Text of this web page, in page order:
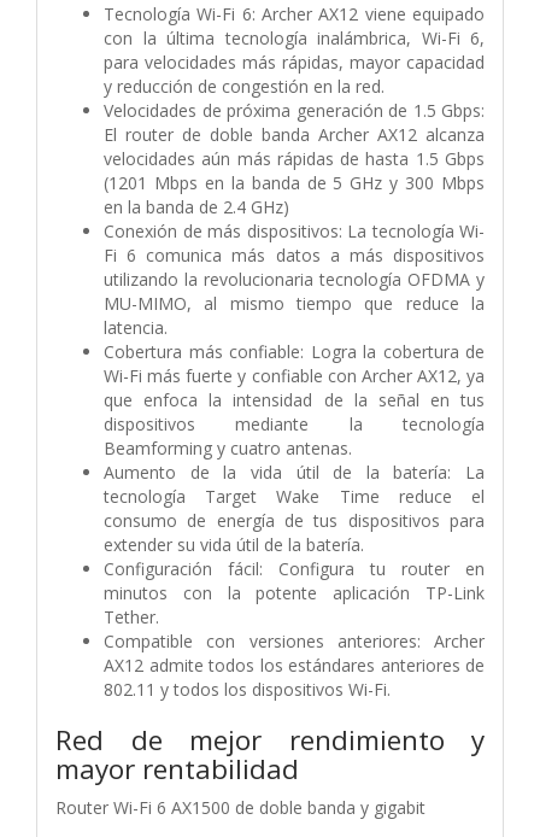
Tecnología Wi-Fi 6: Archer AX12 viene equipado
con la última tecnología inalámbrica, Wi-Fi 6,
para velocidades más rápidas, mayor capacidad
y reducción de congestión en la red.
Velocidades de próxima generación de 1.5 Gbps:
El router de doble banda Archer AX12 alcanza
velocidades aún más rápidas de hasta 1.5 Gbps
(1201 Mbps en la banda de 5 GHz y 300 Mbps
en la banda de 2.4 GHz)
Conexión de más dispositivos: La tecnología Wi-
Fi 6 comunica más datos a más dispositivos
utilizando la revolucionaria tecnología OFDMA y
MU-MIMO, al mismo tiempo que reduce la
latencia.
Cobertura más confiable: Logra la cobertura de
Wi-Fi más fuerte y confiable con Archer AX12, ya
que enfoca la intensidad de la señal en tus
dispositivos mediante la tecnología
Beamforming y cuatro antenas.
Aumento de la vida útil de la batería: La
tecnología Target Wake Time reduce el
consumo de energía de tus dispositivos para
extender su vida útil de la batería.
Configuración fácil: Configura tu router en
minutos con la potente aplicación TP-Link
Tether.
Compatible con versiones anteriores: Archer
AX12 admite todos los estándares anteriores de
802.11 y todos los dispositivos Wi-Fi.
Red de mejor rendimiento y
mayor rentabilidad
Router Wi-Fi 6 AX1500 de doble banda y gigabit